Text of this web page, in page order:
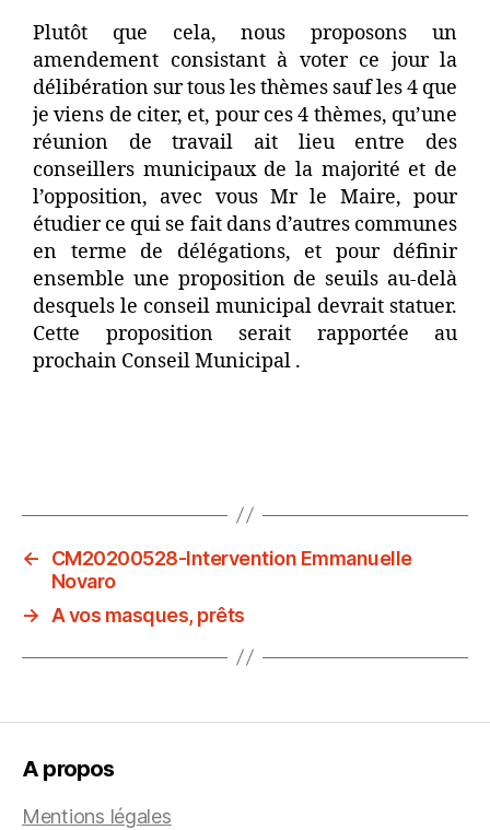
Plutôt que cela, nous proposons un
amendement consistant à voter ce jour la
délibération sur tous les thèmes sauf les 4 que
je viens de citer, et, pour ces 4 thèmes, qu’une
réunion de travail ait lieu entre des
conseillers municipaux de la majorité et de
l’opposition, avec vous Mr le Maire, pour
étudier ce qui se fait dans d’autres communes
en terme de délégations, et pour définir
ensemble une proposition de seuils au-delà
desquels le conseil municipal devrait statuer.
Cette proposition serait rapportée au
prochain Conseil Municipal .
←
CM20200528-Intervention Emmanuelle
Novaro
→
A vos masques, prêts
A propos
Mentions légales